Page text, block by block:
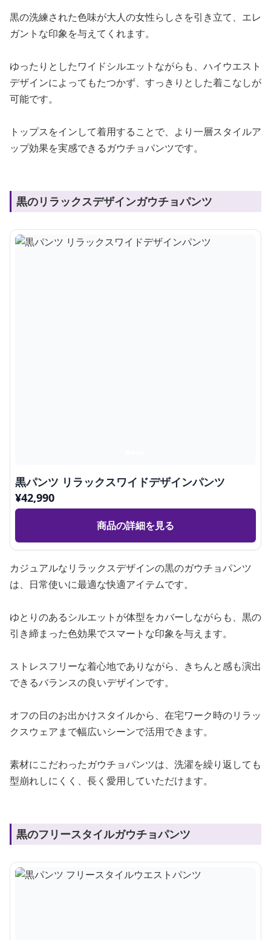
黒の洗練された色味が大人の女性らしさを引き立て、エレ
ガントな印象を与えてくれます。
ゆったりとしたワイドシルエットながらも、ハイウエスト
デザインによってもたつかず、すっきりとした着こなしが
可能です。
トップスをインして着用することで、より一層スタイルア
ップ効果を実感できるガウチョパンツです。
黒のリラックスデザインガウチョパンツ
黒パンツ リラックスワイドデザインパンツ
¥42,990
商品の詳細を見る
カジュアルなリラックスデザインの黒のガウチョパンツ
は、日常使いに最適な快適アイテムです。
ゆとりのあるシルエットが体型をカバーしながらも、黒の
引き締まった色効果でスマートな印象を与えます。
ストレスフリーな着心地でありながら、きちんと感も演出
できるバランスの良いデザインです。
オフの日のお出かけスタイルから、在宅ワーク時のリラッ
クスウェアまで幅広いシーンで活用できます。
素材にこだわったガウチョパンツは、洗濯を繰り返しても
型崩れしにくく、長く愛用していただけます。
黒のフリースタイルガウチョパンツ